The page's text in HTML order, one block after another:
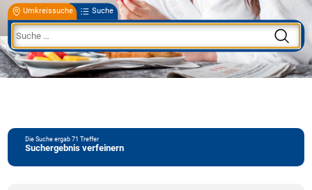
Umkreissuche Suche
Die Suche ergab71 Treffer
Suchergebnis verfeinern